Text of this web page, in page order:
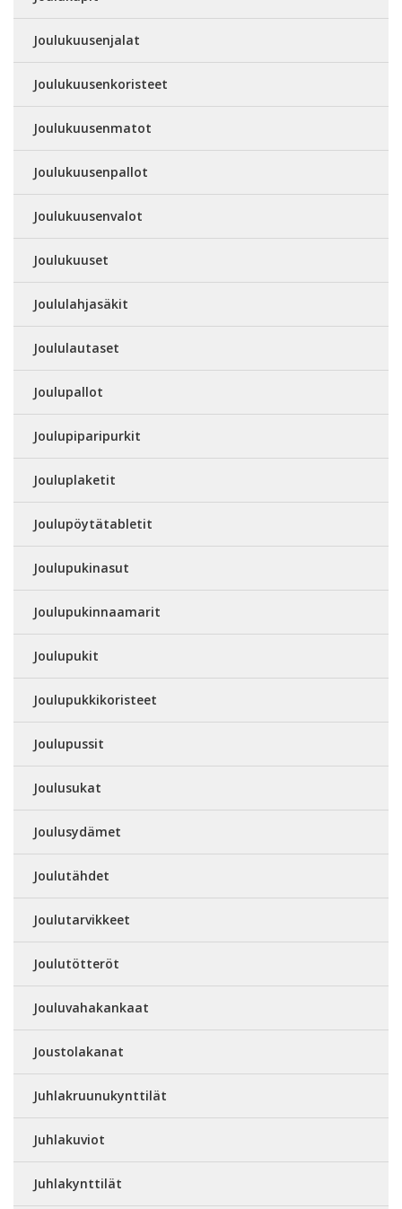
Joulukuusenjalat
Joulukuusenkoristeet
Joulukuusenmatot
Joulukuusenpallot
Joulukuusenvalot
Joulukuuset
Joululahjasäkit
Joululautaset
Joulupallot
Joulupiparipurkit
Jouluplaketit
Joulupöytätabletit
Joulupukinasut
Joulupukinnaamarit
Joulupukit
Joulupukkikoristeet
Joulupussit
Joulusukat
Joulusydämet
Joulutähdet
Joulutarvikkeet
Joulutötteröt
Jouluvahakankaat
Joustolakanat
Juhlakruunukynttilät
Juhlakuviot
Juhlakynttilät